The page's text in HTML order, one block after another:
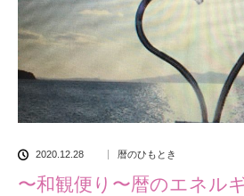
2020.12.28 暦のひもとき
〜和観便り〜暦のエネル